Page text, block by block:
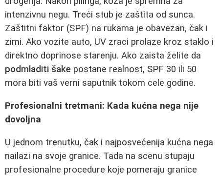
intenzivnu negu. Treći stub je zaštita od sunca.
Zaštitni faktor (SPF) na rukama je obavezan, čak i
zimi. Ako vozite auto, UV zraci prolaze kroz staklo i
direktno doprinose starenju. Ako zaista želite da
podmladiti šake postane realnost, SPF 30 ili 50
mora biti vaš verni saputnik tokom cele godine.
Profesionalni tretmani: Kada kućna nega nije
dovoljna
U jednom trenutku, čak i najposvećenija kućna nega
nailazi na svoje granice. Tada na scenu stupaju
profesionalne procedure koje pomeraju granice